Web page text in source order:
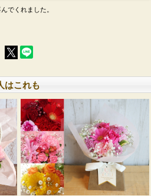
でくれました。
はこれも